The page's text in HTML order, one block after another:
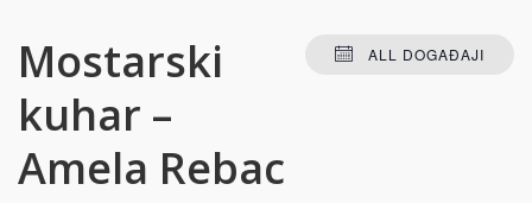
ALL DOGAĐAJI
Mostarski
kuhar –
Amela Rebac